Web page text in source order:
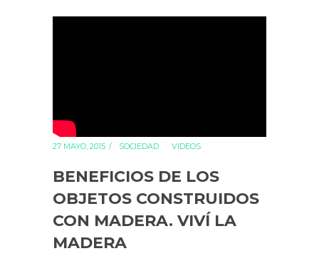
27 MAYO, 2015 SOCIEDAD VIDEOS
BENEFICIOS DE LOS
OBJETOS CONSTRUIDOS
CON MADERA. VIVÍ LA
MADERA